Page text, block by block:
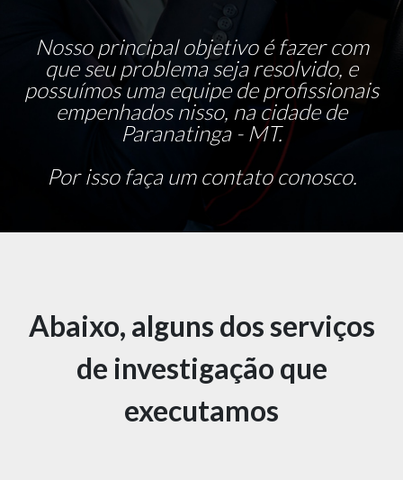
Nosso principal objetivo é fazer com
que seu problema seja resolvido, e
possuímos uma equipe de profissionais
empenhados nisso, na cidade de
Paranatinga - MT.
Por isso faça um contato conosco.
Abaixo, alguns dos serviços
de investigação que
executamos